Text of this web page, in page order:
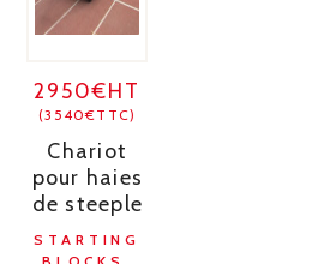
2950€HT
(3540€TTC)
Chariot
pour haies
de steeple
STARTING